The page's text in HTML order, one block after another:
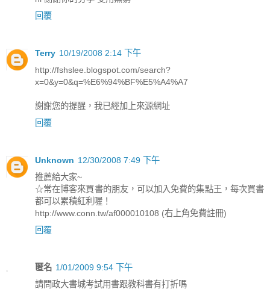
回覆
Terry 10/19/2008 2:14 下午
http://fshslee.blogspot.com/search?
x=0&y=0&q=%E6%94%BF%E5%A4%A7
謝謝您的提醒，我已經加上來源網址
回覆
Unknown 12/30/2008 7:49 下午
推薦給大家~
☆常在博客來買書的朋友，可以加入免費的集點王，每次買書
都可以累積紅利喔！
http://www.conn.tw/af000010108 (右上角免費註冊)
回覆
匿名 1/01/2009 9:54 下午
請問政大書城考試用書跟教科書有打折嗎